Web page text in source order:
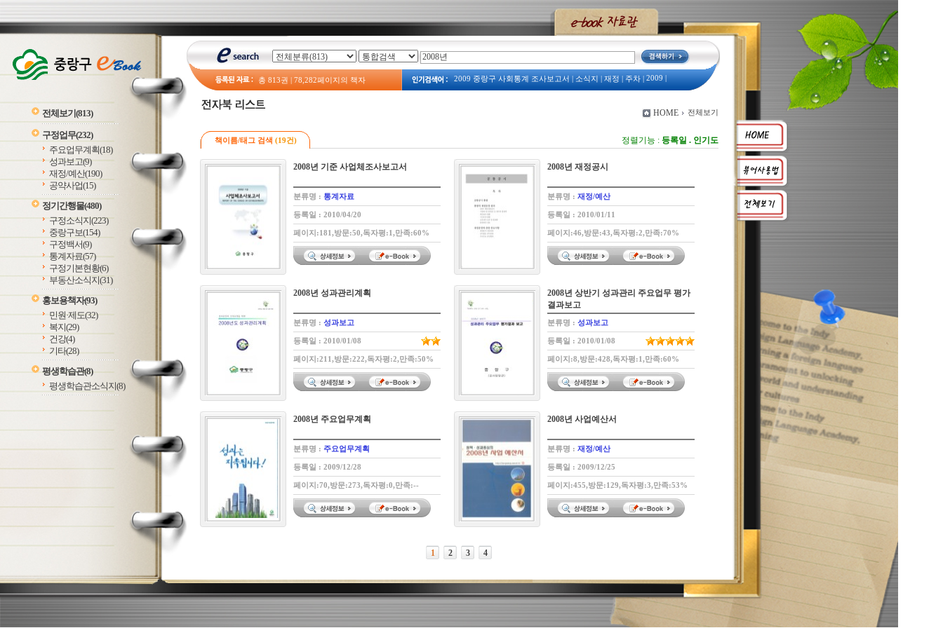
전체보기 (813)
구정업무(232)
주요업무계획(18)
성과보고(9)
재정/예산(190)
공약사업(15)
정기간행물(480)
구정소식지(223)
중랑구보(154)
구정백서(9)
통계자료(57)
구정기본현황(6)
부동산소식지(31)
홍보용책자(93)
민원·제도(32)
복지(29)
건강(4)
기타(28)
평생학습관(8)
평생학습관소식지(8)
총 813권 | 78,282페이지의 책자 2009 중랑구 사회통계 조사보고서 소식지 재정 주차 2009
HOME 전체보기
책이름/태그 검색(19건) 정렬기능 : 등록일 . 인기도
2008년 기준 사업체조사보고서
분류명 :통계자료
등록일 : 2010/04/20
페이지:181,방문:50,독자평:1,만족:60%
2008년 재정공시
분류명 :재정/예산
등록일 : 2010/01/11
페이지:46,방문:43,독자평:2,만족:70%
2008년 성과관리계획
분류명 :성과보고
등록일 : 2010/01/08
페이지:211,방문:222,독자평:2,만족:50%
2008년 상반기 성과관리 주요업무 평가
결과보고
분류명 :성과보고
등록일 : 2010/01/08
페이지:8,방문:428,독자평:1,만족:60%
2008년 주요업무계획
분류명 :주요업무계획
등록일 : 2009/12/28
페이지:70,방문:273,독자평:0,만족:--
2008년 사업예산서
분류명 :재정/예산
등록일 : 2009/12/25
페이지:455,방문:129,독자평:3,만족:53%
1 2 3 4